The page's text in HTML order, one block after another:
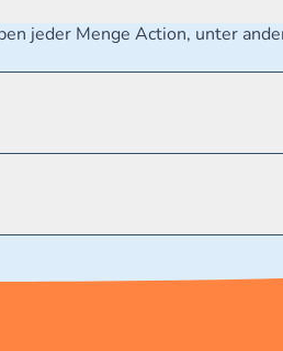
jeder Menge Action, unter